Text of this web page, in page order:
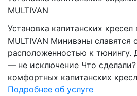
MULTIVAN
Установка капитанских кресел
MULTIVAN Минивэны славятся
расположенностью к тюнингу.
— не исключение Что
комфортных капитанских
Подробнее об услуге